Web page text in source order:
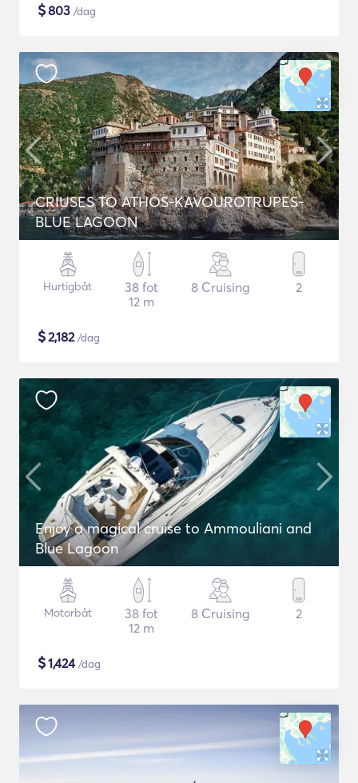
$803 /dag
CRIUSES TO ATHOS-KAVOUROTRUPES-
BLUE LAGOON
Hurtigbåt
38 fot
12 m
8 Cruising 2
$2,182/dag
Enjoy a magical cruise to Ammouliani and
Blue Lagoon
Motorbåt
38 fot
12 m
8 Cruising 2
$1,424/dag